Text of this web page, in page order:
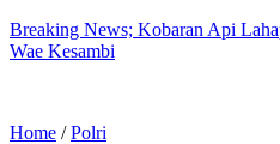
Breaking News; Kobaran Api
Wae Kesambi
Home /Polri